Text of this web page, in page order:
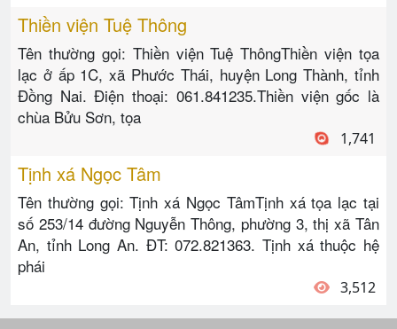
Thiền viện Tuệ Thông
Tên thường gọi: Thiền viện Tuệ ThôngThiền viện tọa
lạc ở ấp 1C, xã Phước Thái, huyện Long Thành, tỉnh
Đồng Nai. Điện thoại: 061.841235.Thiền viện gốc là
chùa Bửu Sơn, tọa
1,741
Tịnh xá Ngọc Tâm
Tên thường gọi: Tịnh xá Ngọc TâmTịnh xá tọa lạc tại
số 253/14 đường Nguyễn Thông, phường 3, thị xã Tân
An, tỉnh Long An. ĐT: 072.821363. Tịnh xá thuộc hệ
phái
3,512